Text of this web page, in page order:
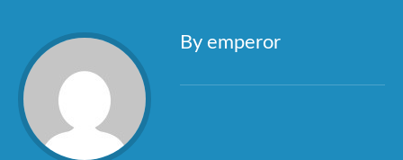
By emperor